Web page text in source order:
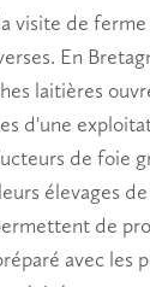
visite de
En
laitières
d'une
de foie
élevages
de
avec les